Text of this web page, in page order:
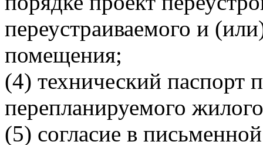
переустраиваемого и
помещения;
(4) технический паспорт
перепланируемого
(5) согласие в